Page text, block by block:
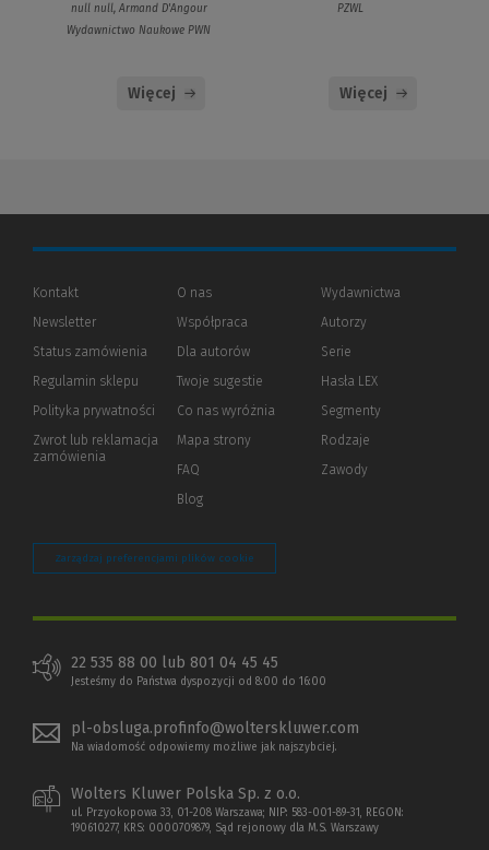
null null, Armand D'Angour
Wydawnictwo Naukowe PWN
Więcej
PZWL
Więcej
Kontakt
Newsletter
Status zamówienia
Regulamin sklepu
Polityka prywatności (Nowe
(Link
innej
Zwrot lub reklamacja
zamówienia
O nas
Współpraca
Dla autorów(Nowe
(Link
innej
strony)
Twoje sugestie
Co nas wyróżnia
Mapa strony
FAQ
Blog
Wydawnictwa
Autorzy
Serie
Hasła LEX
Segmenty
Rodzaje
Zawody
Zarządzaj preferencjami plików cookie
22 535 88 00 lub 801 04 45 45
Jesteśmy do Państwa dyspozycji od 8:00 do 16:00
pl-obsluga.profinfo@wolterskluwer.com
Na wiadomość odpowiemy możliwe jak najszybciej.
Wolters Kluwer Polska Sp. z o.o.
ul. Przyokopowa 33, 01-208 Warszawa; NIP: 583-001-89-31, REGON:
190610277, KRS: 0000709879, Sąd rejonowy dla M.S. Warszawy